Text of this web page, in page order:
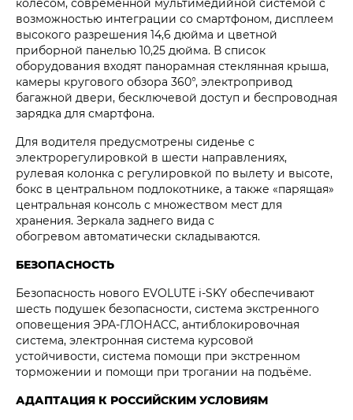
колесом, современной мультимедийной системой с
возможностью интеграции со смартфоном, дисплеем
высокого разрешения 14,6 дюйма и цветной
приборной панелью 10,25 дюйма. В список
оборудования входят панорамная стеклянная крыша,
камеры кругового обзора 360°, электропривод
багажной двери, бесключевой доступ и беспроводная
зарядка для смартфона.
Для водителя предусмотрены сиденье с
электрорегулировкой в шести направлениях,
рулевая колонка с регулировкой по вылету и высоте,
бокс в центральном подлокотнике, а также «парящая»
центральная консоль с множеством мест для
хранения. Зеркала заднего вида с
обогревом автоматически складываются.
БЕЗОПАСНОСТЬ
Безопасность нового EVOLUTE i‑SKY обеспечивают
шесть подушек безопасности, система экстренного
оповещения ЭРА-ГЛОНАСС, антиблокировочная
система, электронная система курсовой
устойчивости, система помощи при экстренном
торможении и помощи при трогании на подъёме.
АДАПТАЦИЯ К РОССИЙСКИМ УСЛОВИЯМ